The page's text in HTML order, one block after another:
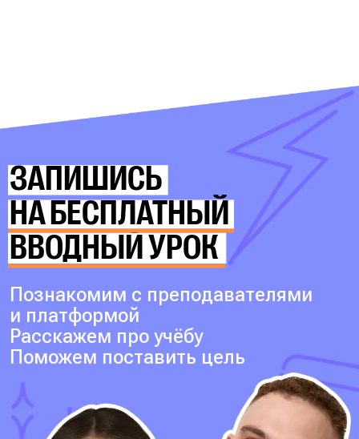
ЗАПИШИСЬ
НА БЕСПЛАТНЫЙ
ВВОДНЫЙ УРОК
Познакомим с преподавателями
и платформой
Расскажем про учёбу
Поможем поставить цель